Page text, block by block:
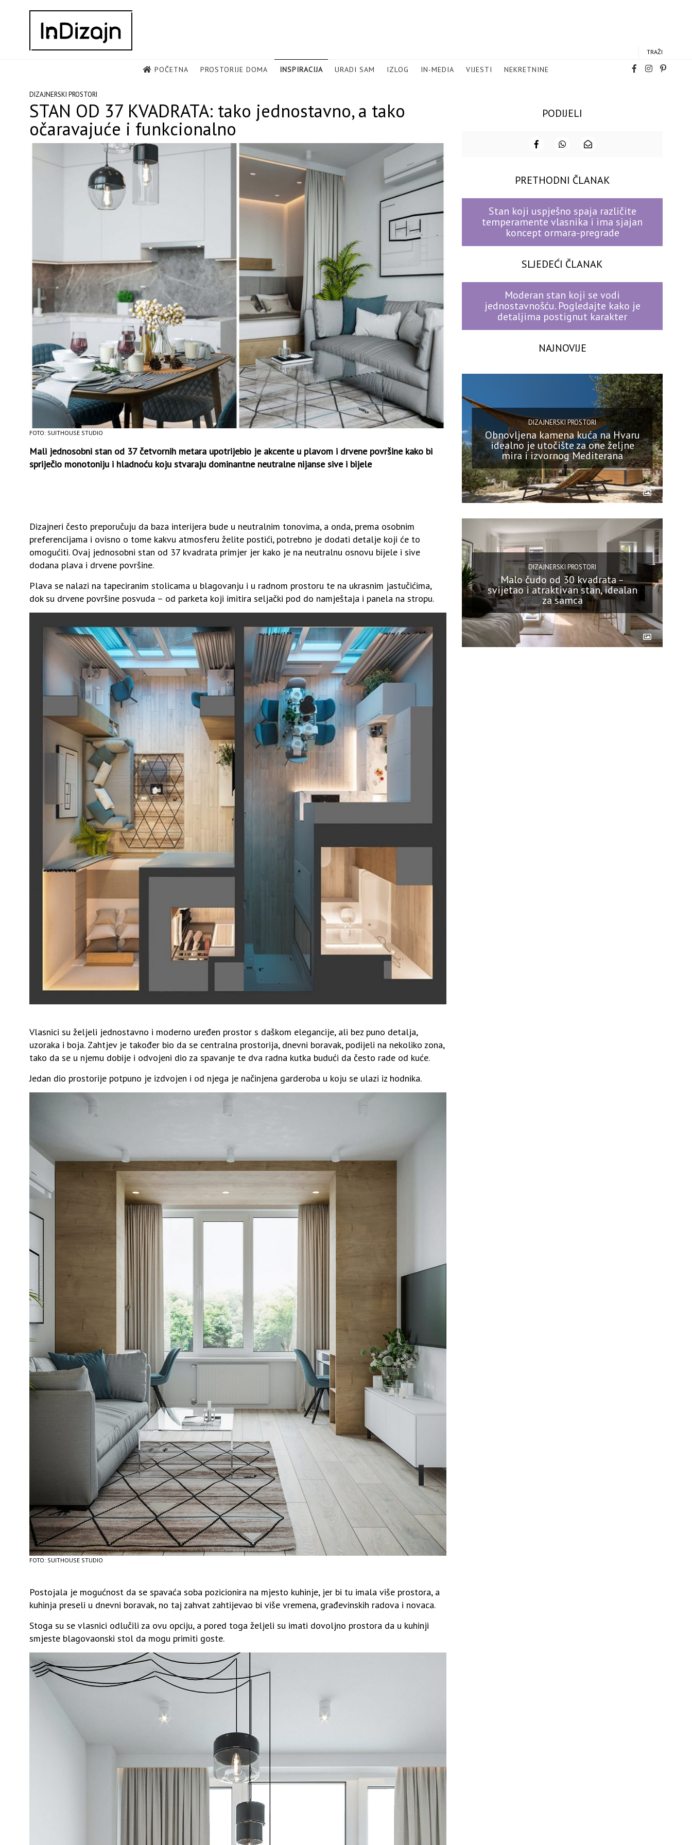
TRAŽI
POČETNA PROSTORIJE DOMA INSPIRACIJA URADI SAM IZLOG IN-MEDIA VIJESTI NEKRETNINE
DIZAJNERSKI PROSTORI
STAN OD 37 KVADRATA: tako jednostavno, a tako
očaravajuće i funkcionalno
FOTO: SUITHOUSE STUDIO
Mali jednosobni stan od 37 četvornih metara upotrijebio je akcente u plavom i drvene površine kako bi
spriječio monotoniju i hladnoću koju stvaraju dominantne neutralne nijanse sive i bijele
Dizajneri često preporučuju da baza interijera bude u neutralnim tonovima, a onda, prema osobnim
preferencijama i ovisno o tome kakvu atmosferu želite postići, potrebno je dodati detalje koji će to
omogućiti. Ovaj jednosobni stan od 37 kvadrata primjer jer kako je na neutralnu osnovu bijele i sive
dodana plava i drvene površine.
Plava se nalazi na tapeciranim stolicama u blagovanju i u radnom prostoru te na ukrasnim jastučićima,
dok su drvene površine posvuda – od parketa koji imitira seljački pod do namještaja i panela na stropu.
Vlasnici su željeli jednostavno i moderno uređen prostor s daškom elegancije, ali bez puno detalja,
uzoraka i boja. Zahtjev je također bio da se centralna prostorija, dnevni boravak, podijeli na nekoliko zona,
tako da se u njemu dobije i odvojeni dio za spavanje te dva radna kutka budući da često rade od kuće.
Jedan dio prostorije potpuno je izdvojen i od njega je načinjena garderoba u koju se ulazi iz hodnika.
FOTO: SUITHOUSE STUDIO
Postojala je mogućnost da se spavaća soba pozicionira na mjesto kuhinje, jer bi tu imala više prostora, a
kuhinja preseli u dnevni boravak, no taj zahvat zahtijevao bi više vremena, građevinskih radova i novaca.
Stoga su se vlasnici odlučili za ovu opciju, a pored toga željeli su imati dovoljno prostora da u kuhinji
smjeste blagovaonski stol da mogu primiti goste.
PODIJELI
PRETHODNI ČLANAK
Stan koji uspješno spaja različite
temperamente vlasnika i ima sjajan
koncept ormara-pregrade
SLJEDEĆI ČLANAK
Moderan stan koji se vodi
jednostavnošću. Pogledajte kako je
detaljima postignut karakter
NAJNOVIJE
DIZAJNERSKI PROSTORI
Obnovljena kamena kuća na Hvaru
idealno je utočište za one željne
mira i izvornog Mediterana
DIZAJNERSKI PROSTORI
Malo čudo od 30 kvadrata –
svijetao i atraktivan stan, idealan
za samca